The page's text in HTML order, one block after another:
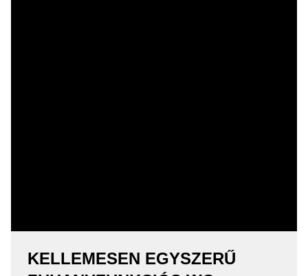
KELLEMESEN EGYSZERŰ